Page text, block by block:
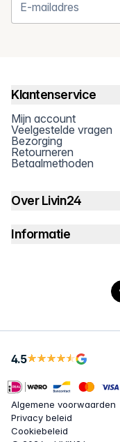
Klantenservice
Mijn account
Veelgestelde vragen
Bezorging
Retourneren
Betaalmethoden
Over Livin24
Informatie
4.5
Algemene voorwaarden
Privacy beleid
Cookiebeleid